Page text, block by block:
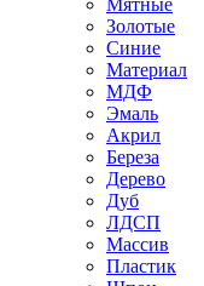
Мятные
Золотые
Синие
Материал
МДФ
Эмаль
Акрил
Береза
Дерево
Дуб
ЛДСП
Массив
Пластик